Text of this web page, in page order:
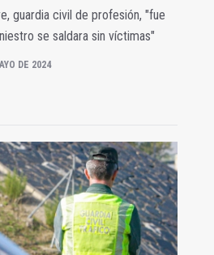
guardia civil de profesión, "fue
se saldara sin víctimas"
DE 2024